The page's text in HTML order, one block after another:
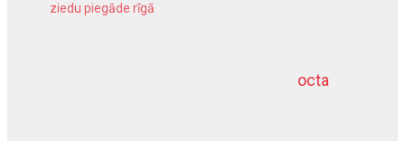
octa
ziedu piegāde rīgā
dziļurbums